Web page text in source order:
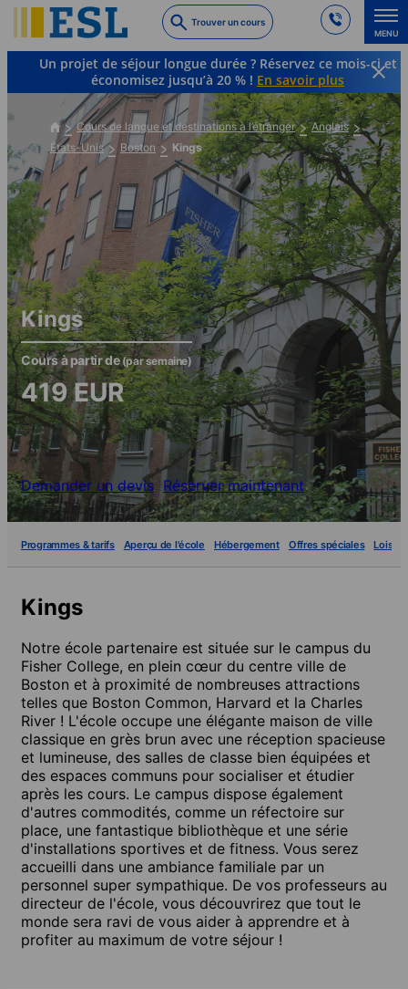
to
main
content
Trouver un cours
MENU
Un projet de séjour longue durée ? Réservez ce mois-ci et
économisez jusqu’à 20 % ! En savoir plus
Cours de langue et destinations à l’étranger
Anglais
États-Unis
Boston Kings
Kings
Cours à partir de(par semaine)
419EUR
Demander un devis Réserver maintenant
Programmes & tarifs Aperçu de l'école Hébergement Offres spéciales Loisirs
Kings
Notre école partenaire est située sur le campus du
Fisher College, en plein cœur du centre ville de
Boston et à proximité de nombreuses attractions
telles que Boston Common, Harvard et la Charles
River ! L'école occupe une élégante maison de ville
classique en grès brun avec une réception spacieuse
et lumineuse, des salles de classe bien équipées et
des espaces communs pour socialiser et étudier
après les cours. Le campus dispose également
d'autres commodités, comme un réfectoire sur
place, une fantastique bibliothèque et une série
d'installations sportives et de fitness. Vous serez
accueilli dans une ambiance familiale par un
personnel super sympathique. De vos professeurs au
directeur de l'école, vous découvrirez que tout le
monde sera ravi de vous aider à apprendre et à
profiter au maximum de votre séjour !